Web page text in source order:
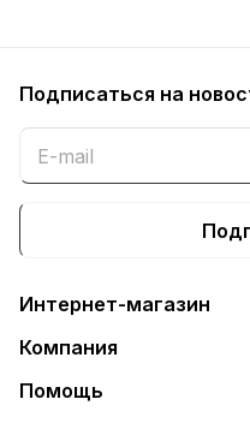
Подписаться на
Интернет-магазин
Компания
Помощь